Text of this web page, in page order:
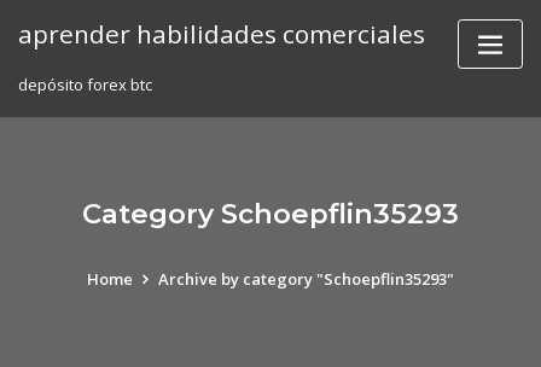
aprender habilidades comerciales
depósito forex btc
Category Schoepflin35293
Home Archive by category "Schoepflin35293"